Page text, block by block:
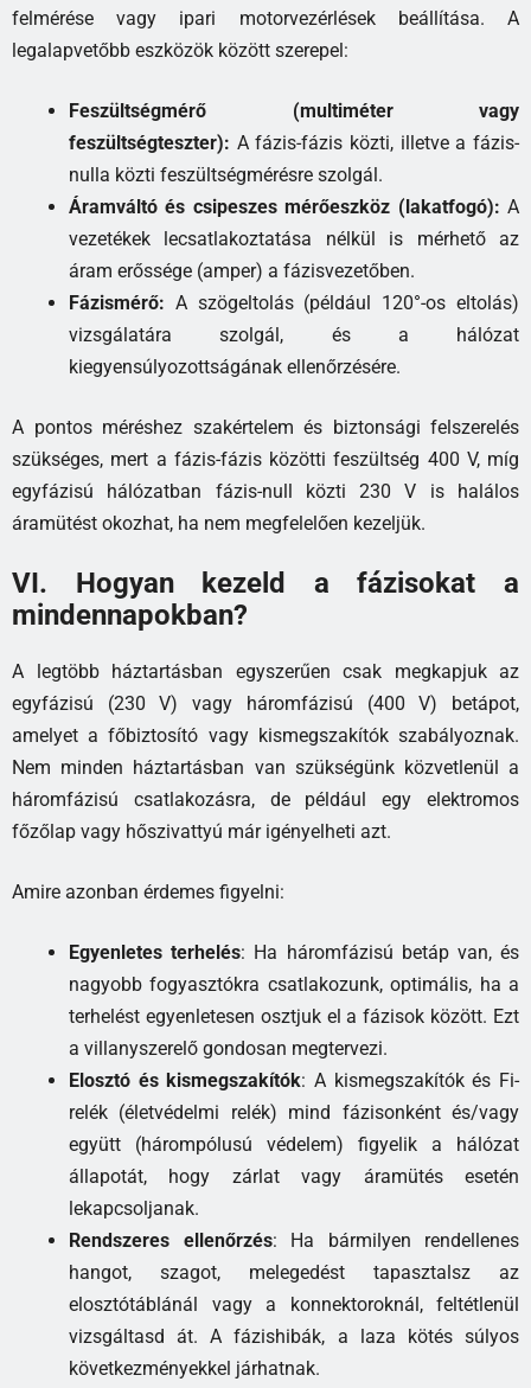
felmérése vagy ipari motorvezérlések beállítása. A
legalapvetőbb eszközök között szerepel:
Feszültségmérő (multiméter vagy
feszültségteszter): A fázis-fázis közti, illetve a fázis-
nulla közti feszültségmérésre szolgál.
Áramváltó és csipeszes mérőeszköz (lakatfogó): A
vezetékek lecsatlakoztatása nélkül is mérhető az
áram erőssége (amper) a fázisvezetőben.
Fázismérő: A szögeltolás (például 120°-os eltolás)
vizsgálatára szolgál, és a hálózat
kiegyensúlyozottságának ellenőrzésére.
A pontos méréshez szakértelem és biztonsági felszerelés
szükséges, mert a fázis-fázis közötti feszültség 400 V, míg
egyfázisú hálózatban fázis-null közti 230 V is halálos
áramütést okozhat, ha nem megfelelően kezeljük.
VI. Hogyan kezeld a fázisokat a
mindennapokban?
A legtöbb háztartásban egyszerűen csak megkapjuk az
egyfázisú (230 V) vagy háromfázisú (400 V) betápot,
amelyet a főbiztosító vagy kismegszakítók szabályoznak.
Nem minden háztartásban van szükségünk közvetlenül a
háromfázisú csatlakozásra, de például egy elektromos
főzőlap vagy hőszivattyú már igényelheti azt.
Amire azonban érdemes figyelni:
Egyenletes terhelés: Ha háromfázisú betáp van, és
nagyobb fogyasztókra csatlakozunk, optimális, ha a
terhelést egyenletesen osztjuk el a fázisok között. Ezt
a villanyszerelő gondosan megtervezi.
Elosztó és kismegszakítók: A kismegszakítók és Fi-
relék (életvédelmi relék) mind fázisonként és/vagy
együtt (hárompólusú védelem) figyelik a hálózat
állapotát, hogy zárlat vagy áramütés esetén
lekapcsoljanak.
Rendszeres ellenőrzés: Ha bármilyen rendellenes
hangot, szagot, melegedést tapasztalsz az
elosztótáblánál vagy a konnektoroknál, feltétlenül
vizsgáltasd át. A fázishibák, a laza kötés súlyos
következményekkel járhatnak.